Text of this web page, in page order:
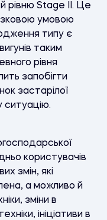
рівню Stage II. Це
умовою
типу є
таким
рівня
запобігти
застарілої
ситуацію.
користувачів
змін, які
а можливо й
зміни в
ініціативи в